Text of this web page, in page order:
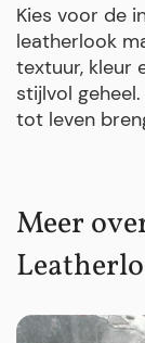
Kies voor de
leatherlook
textuur, kleur
stijlvol
tot leven
Meer